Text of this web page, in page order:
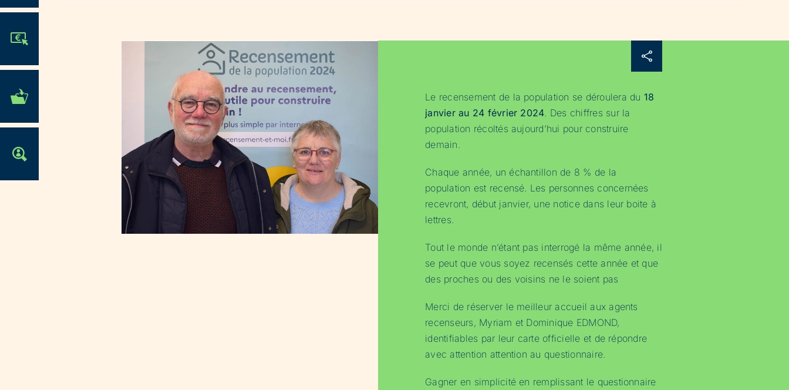
OFFRES D'EMPLOI
Le recensement de la population se déroulera du 18
janvier au 24 février 2024. Des chiffres sur la
population récoltés aujourd’hui pour construire
demain.
Chaque année, un échantillon de 8 % de la
population est recensé. Les personnes concernées
recevront, début janvier, une notice dans leur boite à
lettres.
Tout le monde n’étant pas interrogé la même année, il
se peut que vous soyez recensés cette année et que
des proches ou des voisins ne le soient pas
Merci de réserver le meilleur accueil aux agents
recenseurs, Myriam et Dominique EDMOND,
identifiables par leur carte officielle et de répondre
avec attention attention au questionnaire.
Gagner en simplicité en remplissant le questionnaire